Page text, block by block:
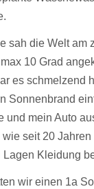
sah die Welt am
10 Grad
es schmelzend
Sonnenbrand
und mein Auto
wie seit 20
Kleidung
wir einen 1a